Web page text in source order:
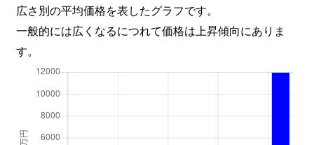
広さ別の平均価格を表したグラフです。
一般的には広くなるにつれて価格は上昇傾向にありま
す。